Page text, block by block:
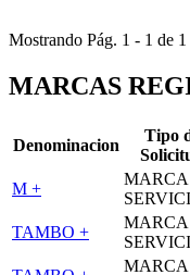
Mostrando Pág. 1 - 1 de 1
MARCAS
Denominacion
Tipo
M +
MARCA
TAMBO +
MARCA
MARCA